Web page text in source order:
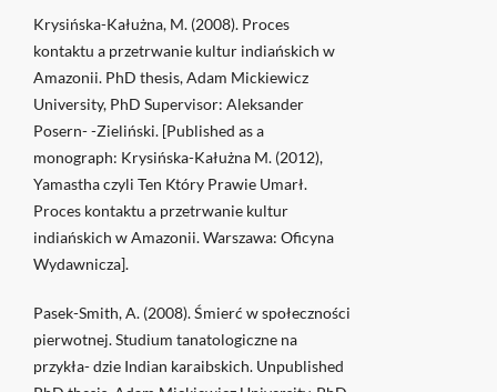
Krysińska-Kałużna, M. (2008). Proces
kontaktu a przetrwanie kultur indiańskich w
Amazonii. PhD thesis, Adam Mickiewicz
University, PhD Supervisor: Aleksander
Posern- -Zieliński. [Published as a
monograph: Krysińska-Kałużna M. (2012),
Yamastha czyli Ten Który Prawie Umarł.
Proces kontaktu a przetrwanie kultur
indiańskich w Amazonii. Warszawa: Oficyna
Wydawnicza].
Pasek-Smith, A. (2008). Śmierć w społeczności
pierwotnej. Studium tanatologiczne na
przykła- dzie Indian karaibskich. Unpublished